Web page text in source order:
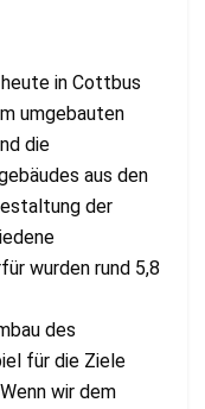
in Cottbus
umgebauten
die
aus den
der
wurden rund 5,8
des
für die Ziele
wir dem